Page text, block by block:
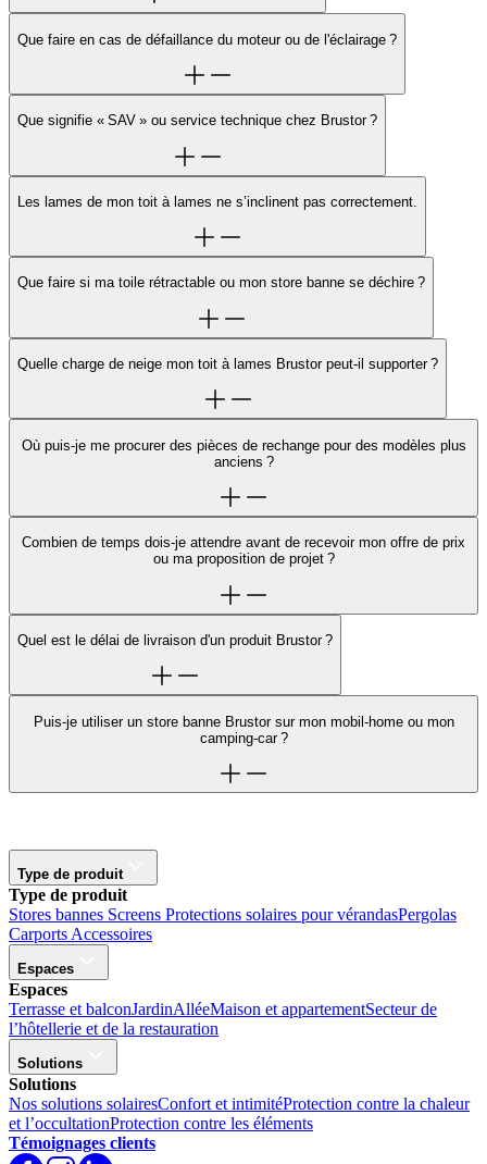
Que faire en cas de défaillance du moteur ou de l'éclairage ?
Que signifie « SAV » ou service technique chez Brustor ?
Les lames de mon toit à lames ne s’inclinent pas correctement.
Que faire si ma toile rétractable ou mon store banne se déchire ?
Quelle charge de neige mon toit à lames Brustor peut-il supporter ?
Où puis-je me procurer des pièces de rechange pour des modèles plus
anciens ?
Combien de temps dois-je attendre avant de recevoir mon offre de prix
ou ma proposition de projet ?
Quel est le délai de livraison d'un produit Brustor ?
Puis-je utiliser un store banne Brustor sur mon mobil-home ou mon
camping-car ?
Type de produit
Type de produit
Stores bannes Screens Protections solaires pour vérandasPergolas
Carports Accessoires
Espaces
Espaces
Terrasse et balconJardinAlléeMaison et appartementSecteur de
l’hôtellerie et de la restauration
Solutions
Solutions
Nos solutions solairesConfort et intimitéProtection contre la chaleur
et l’occultationProtection contre les éléments
Témoignages clients